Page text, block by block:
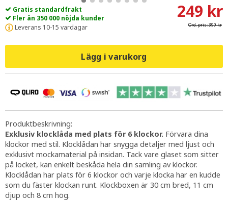
Gratis standardfrakt
Fler än 350 000 nöjda kunder
Leverans 10-15 vardagar
249 kr
Ord. pris:399 kr
Lägg i varukorg
Produktbeskrivning:
Exklusiv klocklåda med plats för 6 klockor. Förvara dina
klockor med stil. Klocklådan har snygga detaljer med ljust och
exklusivt mockamaterial på insidan. Tack vare glaset som sitter
på locket, kan enkelt beskåda hela din samling av klockor.
Klocklådan har plats för 6 klockor och varje klocka har en kudde
som du fäster klockan runt. Klockboxen är 30 cm bred, 11 cm
djup och 8 cm hög.